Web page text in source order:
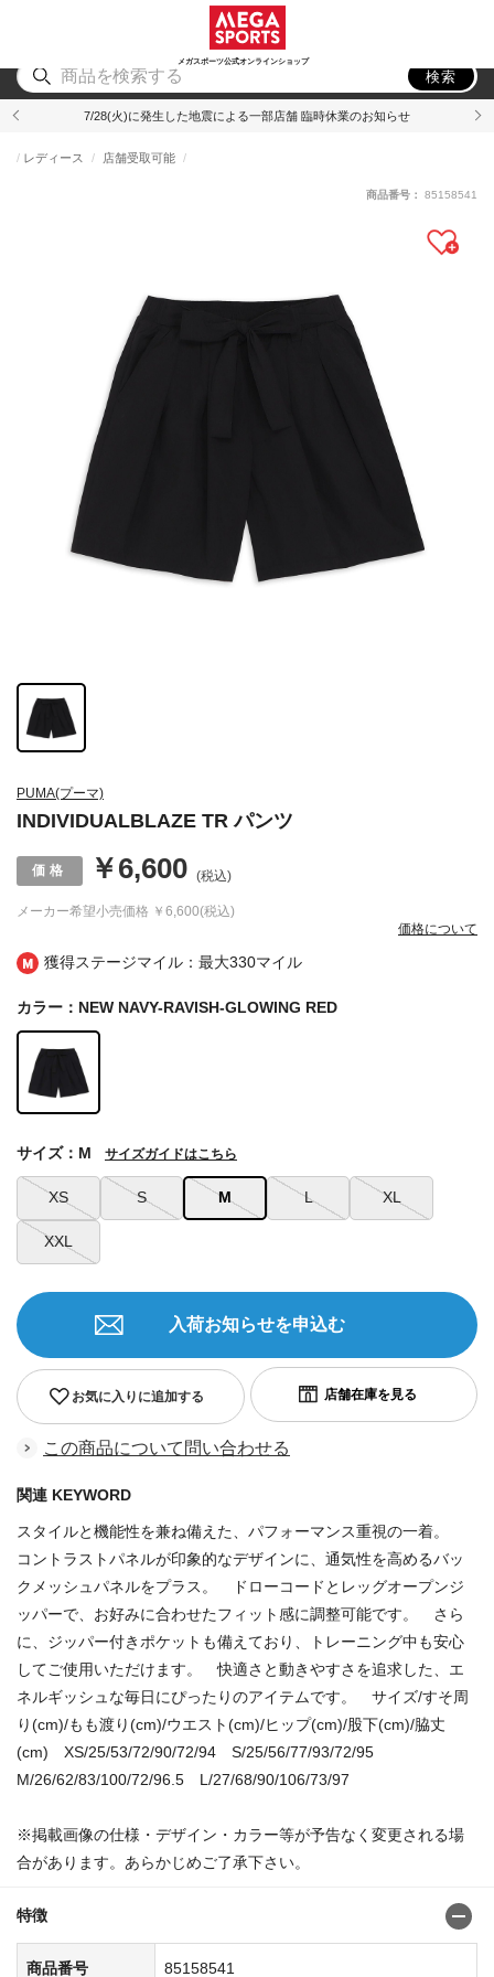
メガスポーツ公式オンラインショップ
アウトドア
検索
7/28(火)に発生した地震による一部店舗 臨時休業のお知らせ
獲得ステージマイル：最大330マイル
PUMA(プーマ)
INDIVIDUALBLAZE TR パンツ
レディース 店舗受取可能
メーカー希望小売価格 ￥6,600(税込)
￥6,600 (税込)
価格について
商品番号： 85158541
カラー：NEW NAVY-RAVISH-GLOWING RED
XS S M L XL
XXL
サイズ：M サイズガイドはこちら
お気に入りに追加する
入荷お知らせを申込む
この商品について問い合わせる
関連 KEYWORD
スタイルと機能性を兼ね備えた、パフォーマンス重視の一着。
コントラストパネルが印象的なデザインに、通気性を高めるバッ
クメッシュパネルをプラス。 ドローコードとレッグオープンジ
ッパーで、お好みに合わせたフィット感に調整可能です。 さら
に、ジッパー付きポケットも備えており、トレーニング中も安心
してご使用いただけます。 快適さと動きやすさを追求した、エ
ネルギッシュな毎日にぴったりのアイテムです。 サイズ/すそ周
り(cm)/もも渡り(cm)/ウエスト(cm)/ヒップ(cm)/股下(cm)/脇丈
(cm) XS/25/53/72/90/72/94 S/25/56/77/93/72/95
M/26/62/83/100/72/96.5 L/27/68/90/106/73/97
※掲載画像の仕様・デザイン・カラー等が予告なく変更される場
合があります。あらかじめご了承下さい。
特徴
商品番号 85158541